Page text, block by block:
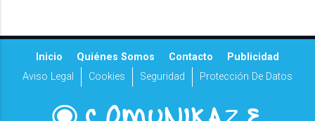
Inicio Quiénes Somos Contacto
Publicidad
Aviso Legal
Cookies Seguridad Protección De Datos